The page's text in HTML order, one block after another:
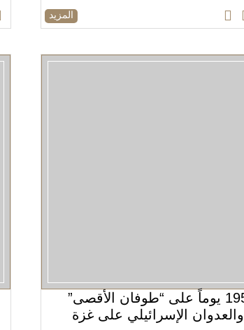
المزيد
195 يوماً على “طوفان الأقصى”
والعدوان الإسرائيلي على غزة